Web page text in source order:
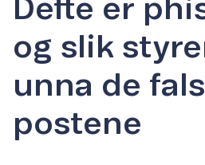
Dette er
og slik
unna de
postene